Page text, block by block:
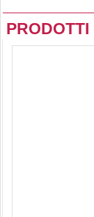
PRODOTTI